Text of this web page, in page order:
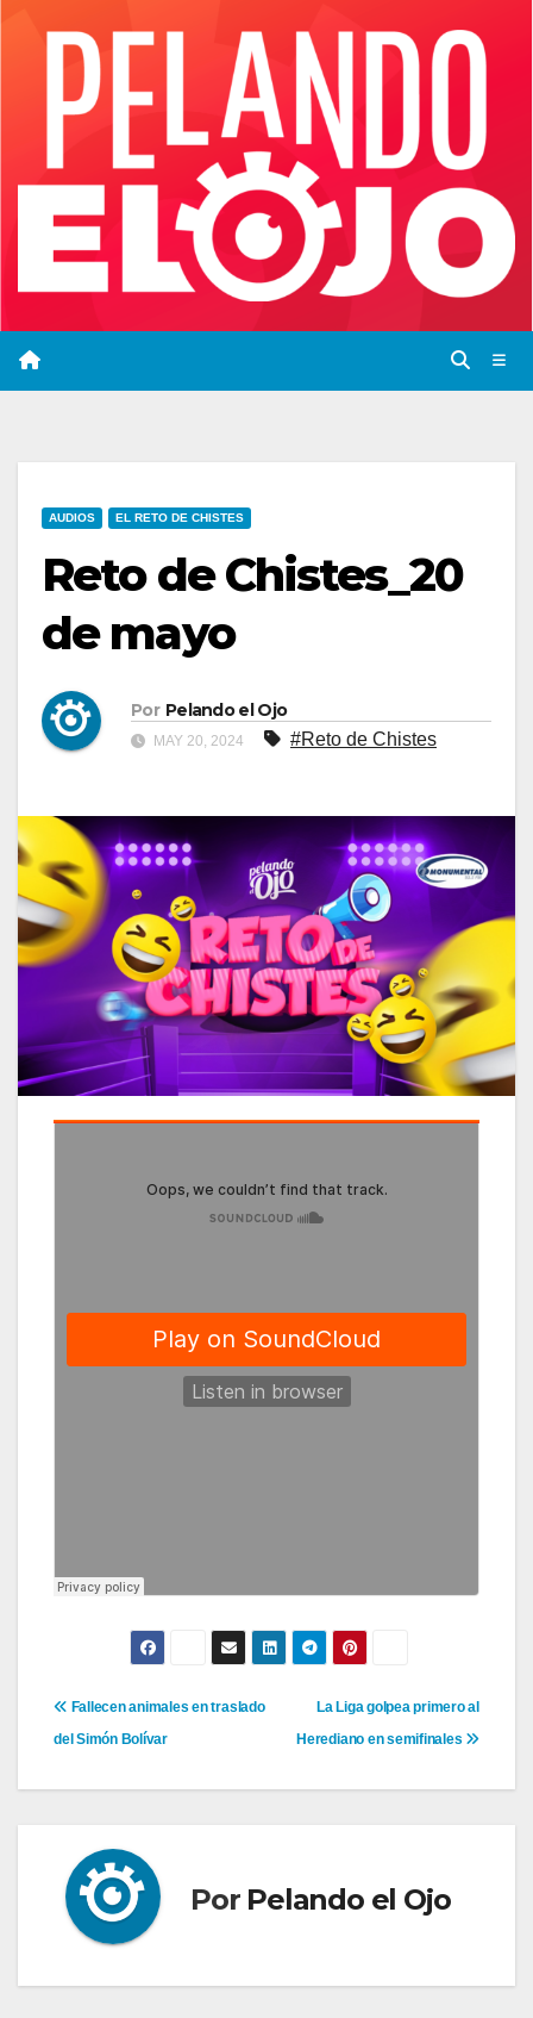
AUDIOS EL RETO DE CHISTES
Reto de Chistes_20
de mayo
Por Pelando el Ojo
MAY 20, 2024 #Reto de Chistes
Navegación
La Liga golpea primero al
Herediano en semifinales
Fallecen animales en traslado
del Simón Bolívar
Por Pelando el Ojo